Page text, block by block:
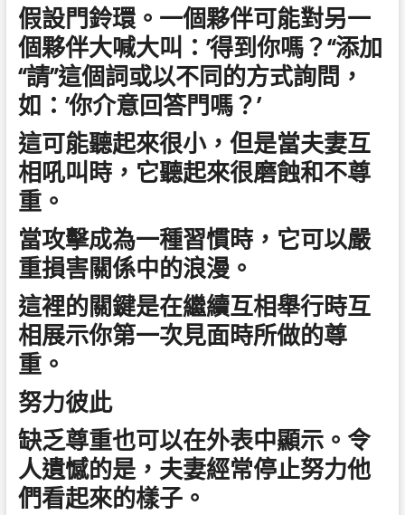
假設門鈴環。一個夥伴可能對另一
個夥伴大喊大叫：’得到你嗎？“添加
“請”這個詞或以不同的方式詢問，
如：’你介意回答門嗎？’
這可能聽起來很小，但是當夫妻互
相吼叫時，它聽起來很磨蝕和不尊
重。
當攻擊成為一種習慣時，它可以嚴
重損害關係中的浪漫。
這裡的關鍵是在繼續互相舉行時互
相展示你第一次見面時所做的尊
重。
努力彼此
缺乏尊重也可以在外表中顯示。令
人遺憾的是，夫妻經常停止努力他
們看起來的樣子。